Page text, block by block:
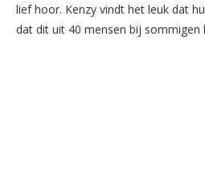
lief hoor. Kenzy vindt het leuk dat
dat dit uit 40 mensen bij sommigen